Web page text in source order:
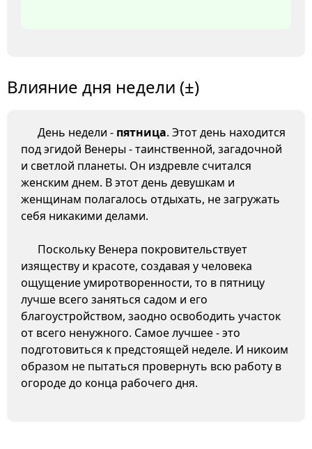
Влияние дня недели (±)
День недели - пятница. Этот день находится
под эгидой Венеры - таинственной, загадочной
и светлой планеты. Он издревле считался
женским днем. В этот день девушкам и
женщинам полагалось отдыхать, не загружать
себя никакими делами.
Поскольку Венера покровительствует
изяществу и красоте, создавая у человека
ощущение умиротворенности, то в пятницу
лучше всего заняться садом и его
благоустройством, заодно освободить участок
от всего ненужного. Самое лучшее - это
подготовиться к предстоящей неделе. И никоим
образом не пытаться провернуть всю работу в
огороде до конца рабочего дня.